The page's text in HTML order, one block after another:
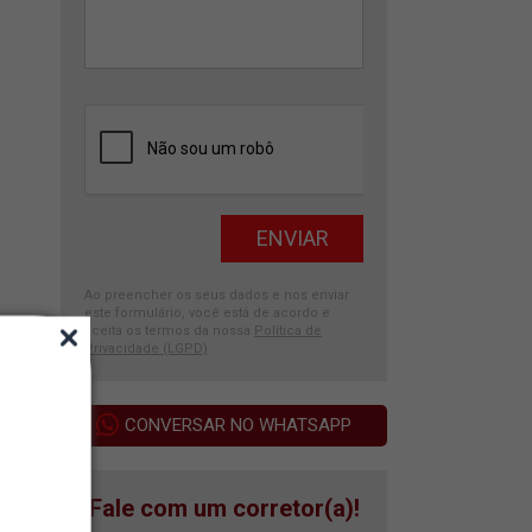
Ao preencher os seus dados e nos enviar
este formulário, você está de acordo e
aceita os termos da nossa
Política de
Privacidade (LGPD)
CONVERSAR NO WHATSAPP
Fale com um corretor(a)!